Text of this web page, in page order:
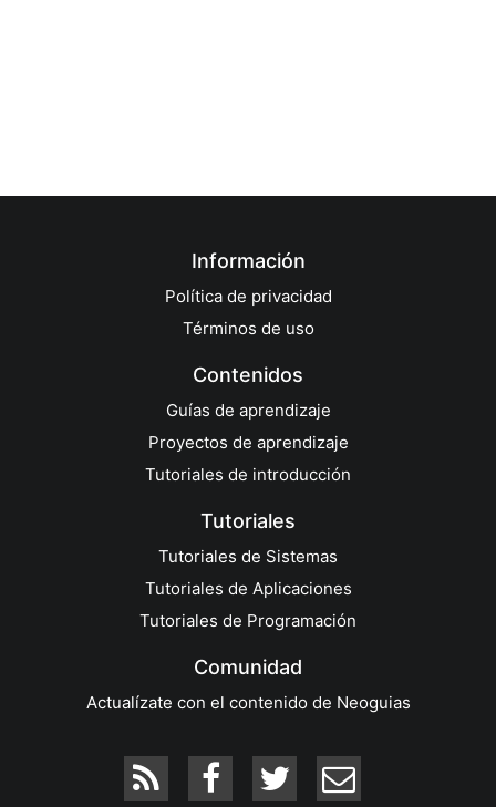
Información
Política de privacidad
Términos de uso
Contenidos
Guías de aprendizaje
Proyectos de aprendizaje
Tutoriales de introducción
Tutoriales
Tutoriales de Sistemas
Tutoriales de Aplicaciones
Tutoriales de Programación
Comunidad
Actualízate con el contenido de Neoguias